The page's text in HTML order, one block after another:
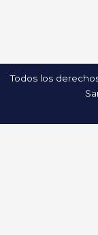
Todos los